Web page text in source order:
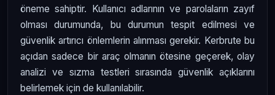
öneme sahiptir. Kullanıcı adlarının ve parolaların zayıf
olması durumunda, bu durumun tespit edilmesi ve
güvenlik artırıcı önlemlerin alınması gerekir. Kerbrute bu
açıdan sadece bir araç olmanın ötesine geçerek, olay
analizi ve sızma testleri sırasında güvenlik açıklarını
belirlemek için de kullanılabilir.